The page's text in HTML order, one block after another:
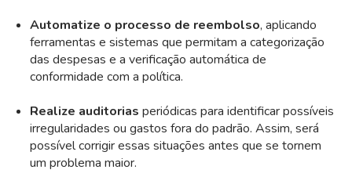
Automatize o processo de reembolso, aplicando
ferramentas e sistemas que permitam a categorização
das despesas e a verificação automática de
conformidade com a política.
Realize auditorias periódicas para identificar possíveis
irregularidades ou gastos fora do padrão. Assim, será
possível corrigir essas situações antes que se tornem
um problema maior.